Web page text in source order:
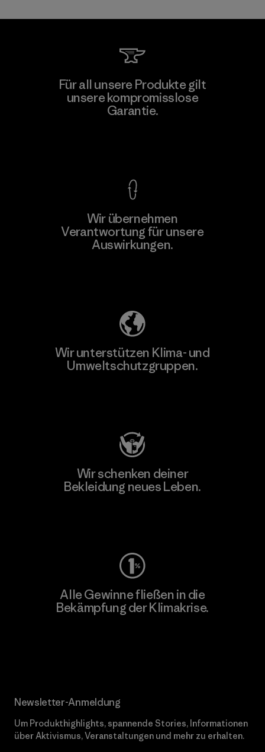
Kingwhale Industries Corp.
Material-supplier
Für all unsere Produkte gilt
unsere kompromisslose
Garantie.
Wir übernehmen
Verantwortung für unsere
Auswirkungen.
Wir unterstützen Klima- und
Umweltschutzgruppen.
Wir schenken deiner
Bekleidung neues Leben.
Alle Gewinne fließen in die
Bekämpfung der Klimakrise.
Newsletter-Anmeldung
Um Produkthighlights, spannende Stories, Informationen
über Aktivismus, Veranstaltungen und mehr zu erhalten.